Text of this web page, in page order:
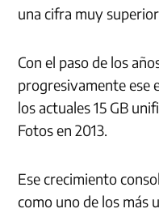
una cifra muy
Con el paso de los
progresivamente ese
los actuales 15 GB
Fotos en 2013.
Ese crecimiento
como uno de los más